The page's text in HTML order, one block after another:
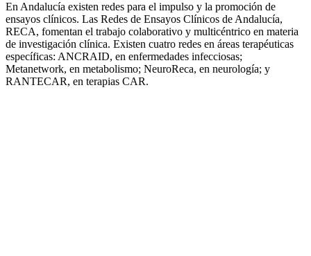
En Andalucía existen redes para el impulso y la promoción de
ensayos clínicos. Las Redes de Ensayos Clínicos de Andalucía,
RECA, fomentan el trabajo colaborativo y multicéntrico en materia
de investigación clínica. Existen cuatro redes en áreas terapéuticas
específicas: ANCRAID, en enfermedades infecciosas;
Metanetwork, en metabolismo; NeuroReca, en neurología; y
RANTECAR, en terapias CAR.